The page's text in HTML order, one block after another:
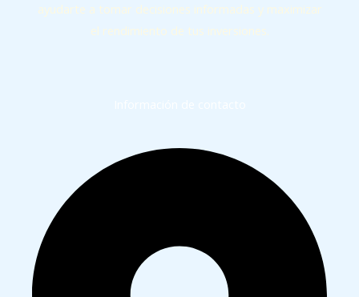
ayudarte a tomar decisiones informadas y maximizar
el rendimiento de tus inversiones.